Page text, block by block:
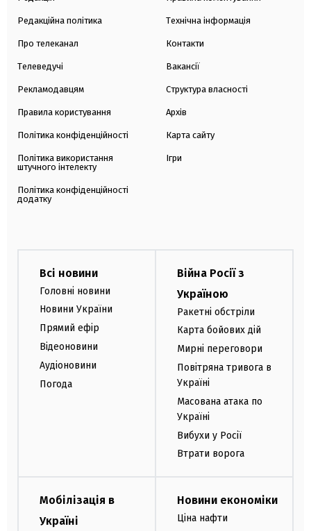
Редакційна політика
Про телеканал
Телеведучі
Рекламодавцям
Правила користування
Політика конфіденційності
Політика використання
штучного інтелекту
Політика конфіденційності
додатку
Технічна інформація
Контакти
Вакансії
Структура власності
Архів
Карта сайту
Ігри
Всі новини
Головні новини
Новини України
Прямий ефір
Відеоновини
Аудіоновини
Погода
Війна Росії з
Україною
Ракетні обстріли
Карта бойових дій
Мирні переговори
Повітряна тривога в
Україні
Масована атака по
Україні
Вибухи у Росії
Втрати ворога
Мобілізація в
Україні
Новини економіки
Ціна нафти